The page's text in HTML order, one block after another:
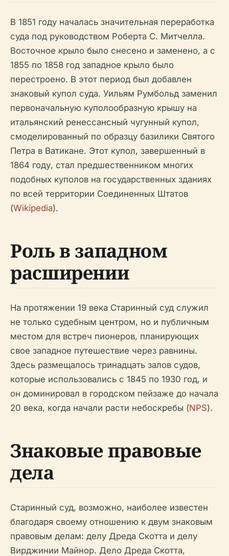
В 1851 году началась значительная переработка
суда под руководством Роберта С. Митчелла.
Восточное крыло было снесено и заменено, а с
1855 по 1858 год западное крыло было
перестроено. В этот период был добавлен
знаковый купол суда. Уильям Румбольд заменил
первоначальную куполообразную крышу на
итальянский ренессансный чугунный купол,
смоделированный по образцу базилики Святого
Петра в Ватикане. Этот купол, завершенный в
1864 году, стал предшественником многих
подобных куполов на государственных зданиях
по всей территории Соединенных Штатов
(Wikipedia).
Роль в западном
расширении
На протяжении 19 века Старинный суд служил
не только судебным центром, но и публичным
местом для встреч пионеров, планирующих
свое западное путешествие через равнины.
Здесь размещалось тринадцать залов судов,
которые использовались с 1845 по 1930 год, и
он доминировал в городском пейзаже до начала
20 века, когда начали расти небоскребы (NPS).
Знаковые правовые
дела
Старинный суд, возможно, наиболее известен
благодаря своему отношению к двум знаковым
правовым делам: делу Дреда Скотта и делу
Вирджинии Майнор. Дело Дреда Скотта,